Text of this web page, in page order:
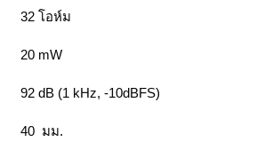
32 โอห์ม
20 mW
92 dB (1 kHz, -10dBFS)
40 มม.